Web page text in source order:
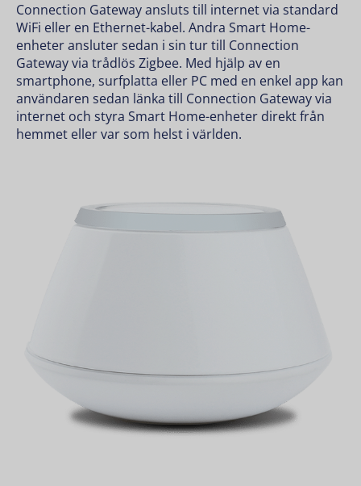
Connection Gateway ansluts till internet via standard
WiFi eller en Ethernet-kabel. Andra Smart Home-
enheter ansluter sedan i sin tur till Connection
Gateway via trådlös Zigbee. Med hjälp av en
smartphone, surfplatta eller PC med en enkel app kan
användaren sedan länka till Connection Gateway via
internet och styra Smart Home-enheter direkt från
hemmet eller var som helst i världen.